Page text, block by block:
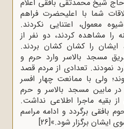
شیخ محمدتقى بافقى اعلام
شما با اعلیحضرت فراهم
معمول، اعتنایى نکردند.
مشاهده کردند، دو نفر از
را کشان کشان بردند.
مسجد بالاسر وارد حرم و
نمودند. تعدادى از مردم قصد
ولى با ممانعت چهار افسر
مابین مسجد بالاسر و حرم
بقیه ماجرا اطلاعى نداشت.
بافقى برگردد و ادامه مراسم
ایشان برگزار شود.»[26]